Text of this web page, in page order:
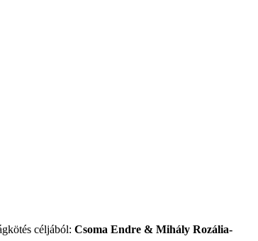
céljából: Csoma Endre & Mihály Rozália-